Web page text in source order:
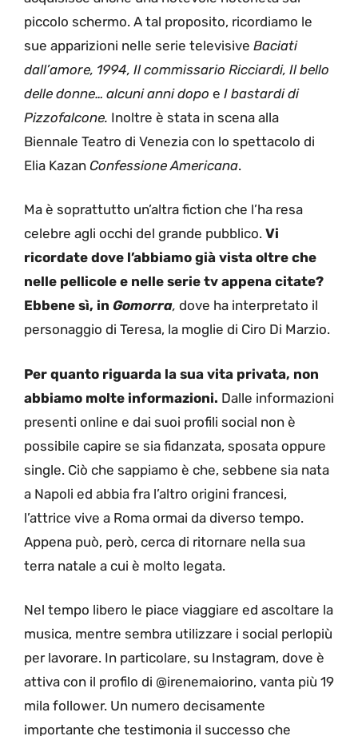
piccolo schermo. A tal proposito, ricordiamo le
sue apparizioni nelle serie televisive Baciati
dall’amore, 1994, Il commissario Ricciardi, Il bello
delle donne… alcuni anni dopo e I bastardi di
Pizzofalcone. Inoltre è stata in scena alla
Biennale Teatro di Venezia con lo spettacolo di
Elia Kazan Confessione Americana.
Ma è soprattutto un’altra fiction che l’ha resa
celebre agli occhi del grande pubblico. Vi
ricordate dove l’abbiamo già vista oltre che
nelle pellicole e nelle serie tv appena citate?
Ebbene sì, in Gomorra, dove ha interpretato il
personaggio di Teresa, la moglie di Ciro Di Marzio.
Per quanto riguarda la sua vita privata, non
abbiamo molte informazioni. Dalle informazioni
presenti online e dai suoi profili social non è
possibile capire se sia fidanzata, sposata oppure
single. Ciò che sappiamo è che, sebbene sia nata
a Napoli ed abbia fra l’altro origini francesi,
l’attrice vive a Roma ormai da diverso tempo.
Appena può, però, cerca di ritornare nella sua
terra natale a cui è molto legata.
Nel tempo libero le piace viaggiare ed ascoltare la
musica, mentre sembra utilizzare i social perlopiù
per lavorare. In particolare, su Instagram, dove è
attiva con il profilo di @irenemaiorino, vanta più 19
mila follower. Un numero decisamente
importante che testimonia il successo che